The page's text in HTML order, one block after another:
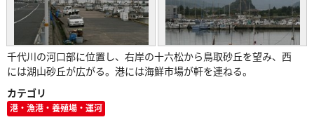
千代川の河口部に位置し、右岸の十六松から鳥取砂丘を望み、西
には湖山砂丘が広がる。港には海鮮市場が軒を連ねる。
カテゴリ
港・漁港・養殖場・運河